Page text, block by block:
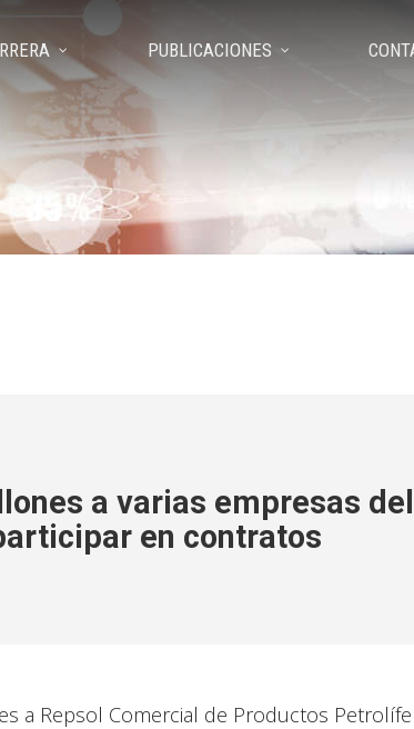
PUBLICACIONES
a varias empresas del
en contratos
a Repsol Comercial de Productos